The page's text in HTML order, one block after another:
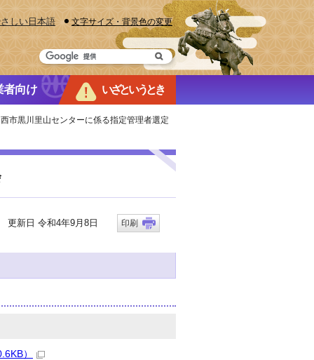
しい日本語 文字サイズ・背景色の変更
者向け いざというとき
市黒川里山センターに係る指定管理者選定
更新日 令和4年9月8日 印刷
）